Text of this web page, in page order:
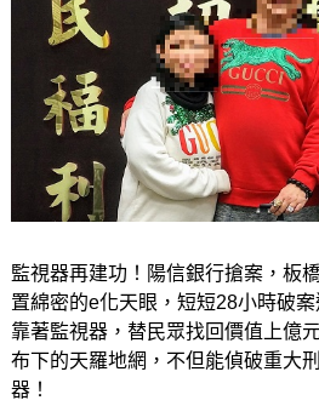
監視器再建功！陽信銀行搶案，板
置綿密的e化天眼，短短28小時破
靠著監視器，替民眾找回價值上億
布下的天羅地網，不但能偵破重大
器！